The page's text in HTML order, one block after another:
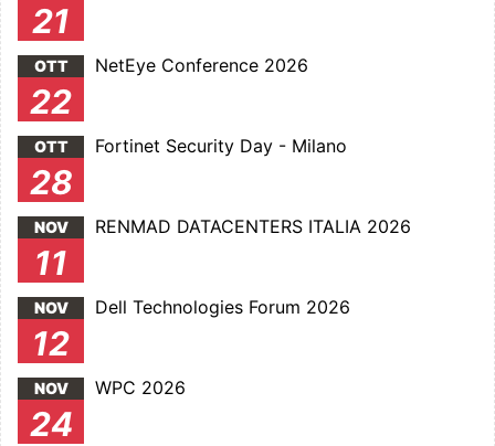
21
OTT
22
NetEye Conference 2026
OTT
28
Fortinet Security Day - Milano
NOV
11
RENMAD DATACENTERS ITALIA 2026
NOV
12
Dell Technologies Forum 2026
NOV
24
WPC 2026